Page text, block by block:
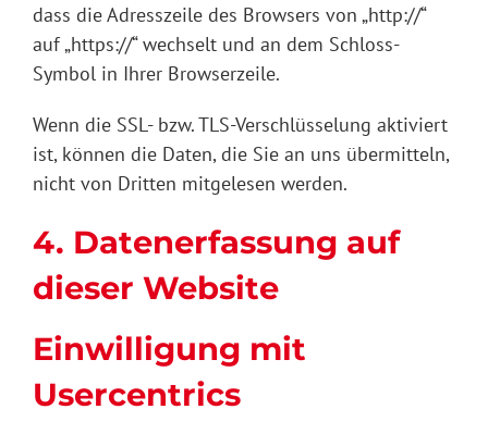
dass die Adresszeile des Browsers von „http://“
auf „https://“ wechselt und an dem Schloss-
Symbol in Ihrer Browserzeile.
Wenn die SSL- bzw. TLS-Verschlüsselung aktiviert
ist, können die Daten, die Sie an uns übermitteln,
nicht von Dritten mitgelesen werden.
4. Datenerfassung auf
dieser Website
Einwilligung mit
Usercentrics